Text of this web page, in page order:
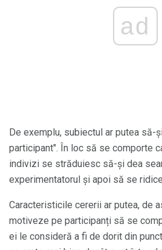
ad
De exemplu, subiectul ar putea să-
participant". În loc să se comporte
indivizi se străduiesc să-și dea
experimentatorul și apoi să se
Caracteristicile cererii ar putea, de
motiveze pe participanți să se
ei le consideră a fi de dorit din